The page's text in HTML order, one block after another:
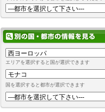
エリアを選択すると国が選択できます
国を選択すると都市が選択できます